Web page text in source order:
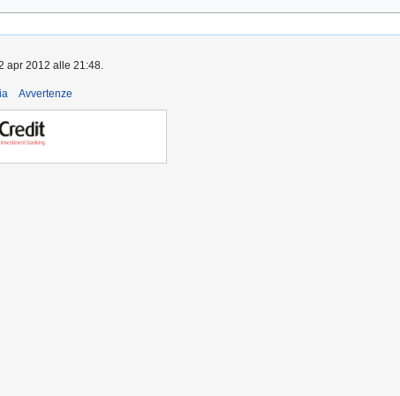
apr 2012 alle 21:48.
Avvertenze